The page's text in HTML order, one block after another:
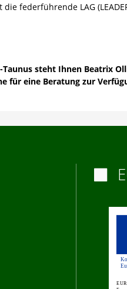
federführende LAG
steht Ihnen Beatrix
für eine Beratung zur